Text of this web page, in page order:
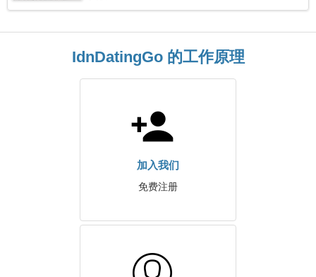
IdnDatingGo 的工作原理
加入我们
免费注册